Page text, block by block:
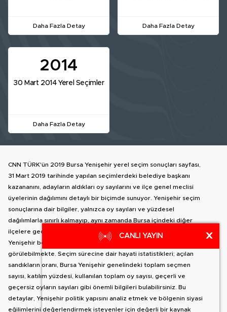
Daha Fazla Detay Daha Fazla Detay
2014
30 Mart 2014 Yerel Seçimler
Daha Fazla Detay
CNN TÜRK'ün 2019 Bursa Yenişehir yerel seçim sonuçları sayfası,
31 Mart 2019 tarihinde yapılan seçimlerdeki belediye başkanı
kazananını, adayların aldıkları oy sayılarını ve ilçe genel meclisi
üyelerinin dağılımını detaylı bir biçimde sunuyor. Yenişehir seçim
sonuçlarına dair bilgiler, yalnızca oy sayıları ve yüzdesel
dağılımlarla sınırlı kalmayıp, aynı zamanda Bursa içindeki diğer
ilçelere geçiş yapma olanağı da sağlıyor. İlçe haritası yanında,
Yenişehir belediye başkan adaylarının oy dağılımları detaylı olarak
görülebilmekte. Seçim sürecine dair hayati istatistikleri; açılan
sandıkların oranı, Bursa Yenişehir genelindeki toplam seçmen
sayısı, katılım yüzdesi, kullanılan toplam oy sayısı, geçerli ve
geçersiz oyların sayıları gibi önemli bilgileri bulabilirsiniz. Bu
detaylar, Yenişehir politik yapısını analiz etmek ve bölgenin siyasi
eğilimlerini değerlendirmek isteyenler için değerli bir kaynak
CANLI YAYIN X